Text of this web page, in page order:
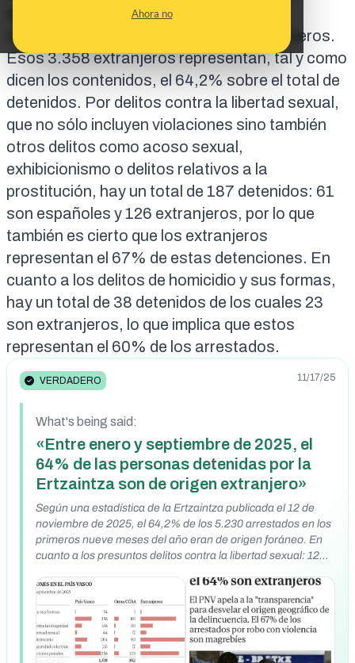
Ahora no
detenidos del País Vasco, 352 de otras
comunidades autónomas y 3.358 extranjeros.
Esos 3.358 extranjeros representan, tal y como
dicen los contenidos, el 64,2% sobre el total de
detenidos. Por delitos contra la libertad sexual,
que no sólo incluyen violaciones sino también
otros delitos como acoso sexual,
exhibicionismo o delitos relativos a la
prostitución, hay un total de 187 detenidos: 61
son españoles y 126 extranjeros, por lo que
también es cierto que los extranjeros
representan el 67% de estas detenciones. En
cuanto a los delitos de homicidio y sus formas,
hay un total de 38 detenidos de los cuales 23
son extranjeros, lo que implica que estos
representan el 60% de los arrestados.
VERDADERO 11/17/25
What's being said:
«Entre enero y septiembre de 2025, el
64% de las personas detenidas por la
Ertzaintza son de origen extranjero»
Según una estadística de la Ertzaintza publicada el 12 de
noviembre de 2025, el 64,2% de los 5.230 arrestados en los
primeros nueve meses del año eran de origen foráneo. En
cuanto a los presuntos delitos contra la libertad sexual: 126
españoles. En el apartado "homicidio y sus formas", los 23
extranjeros suponen el 60% del total de los arrestados.